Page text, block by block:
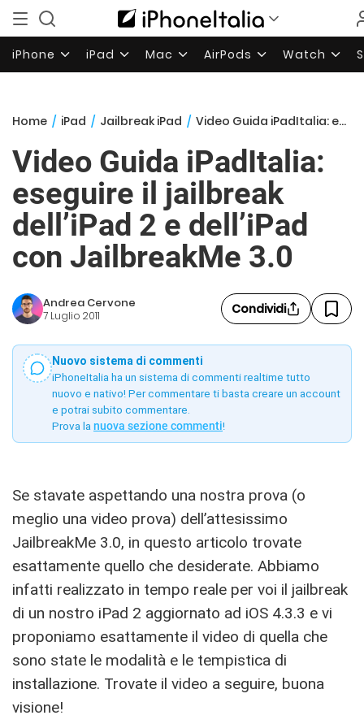
iPhone iPad Mac AirPods Watch
Home / iPad / Jailbreak iPad / Video Guida iPadItalia: eseguire il jailbreak dell’iPad 2 e dell’iPad con JailbreakMe 3.0
Video Guida iPadItalia:
eseguire il jailbreak
dell’iPad 2 e dell’iPad
con JailbreakMe 3.0
Andrea Cervone
7 Luglio 2011 Condividi
Nuovo sistema di commenti
iPhoneItalia ha un sistema di commenti realtime tutto
nuovo e nativo! Per commentare ti basta creare un account
e potrai subito commentare.
Prova la nuova sezione commenti!
Se stavate aspettando una nostra prova (o
meglio una video prova) dell’attesissimo
JailbreakMe 3.0, in questo articolo trovate
esattamente quello che desiderate. Abbiamo
infatti realizzato in tempo reale per voi il jailbreak
di un nostro iPad 2 aggiornato ad iOS 4.3.3 e vi
proponiamo esattamente il video di quella che
sono state le modalità e le tempistica di
installazione. Trovate il video a seguire, buona
visione!